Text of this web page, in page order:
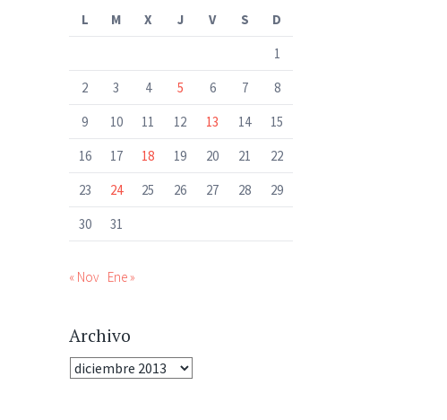
L M X J V S
D
1
2
3 4 5 6 7
8
9
10 11 12 13 14
15
16
17 18 19 20 21
22
23
24 25 26 27 28
29
30
31
« Nov Ene »
Archivo
Archivo